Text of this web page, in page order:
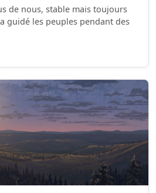
de nous, stable mais toujours
guidé les peuples pendant des